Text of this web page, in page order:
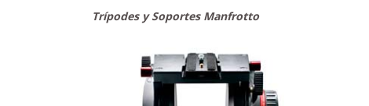
Trípodes y Soportes Manfrotto